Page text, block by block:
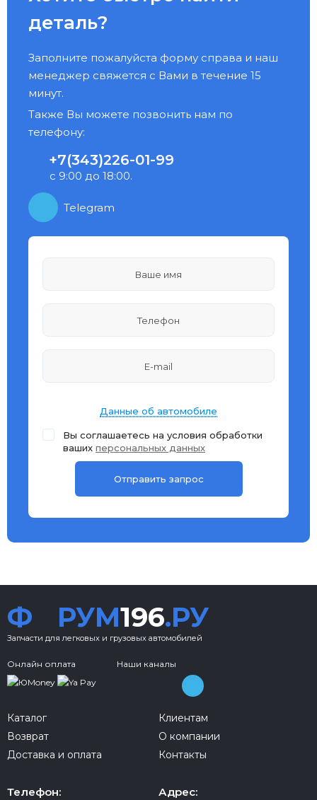
деталь?
Заполните пожалуйста форму справа и наш
менеджер свяжется с Вами в течение 15
минут.
Также Вы можете позвонить нам по
телефону:
+7(343)226-01-99
с 9:00 до 18:00.
Telegram
Данные об автомобиле
Вы соглашаетесь на условия обработки
ваших персональных данных
Ф РУМ196.РУ
Запчасти для легковых и грузовых автомобилей
Онлайн оплата Наши каналы
Каталог
Возврат
Доставка и оплата
Клиентам
О компании
Контакты
Телефон: Адрес: